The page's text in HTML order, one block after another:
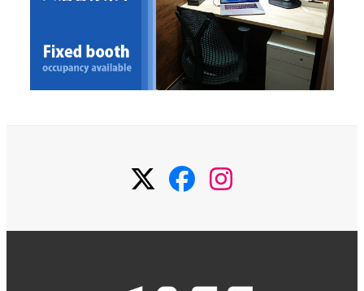
TwitterFacebook